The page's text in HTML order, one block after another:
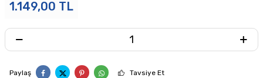
1.149,00 TL
Paylaş Tavsiye Et